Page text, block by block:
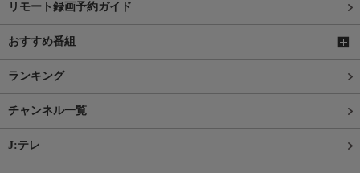
リモート録画予約ガイド
おすすめ番組
ランキング
チャンネル一覧
J:テレ